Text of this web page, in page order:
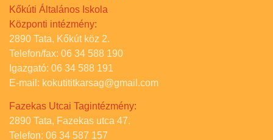
Kőkúti Általános Iskola
Központi intézmény:
2890 Tata, Kőkút köz 2.
Telefon/fax: 06 34 588 190
Igazgató: 06 34 588 191
E-mail: kokutititkarsag@gmail.com
Fazekas Utcai Tagintézmény:
2890 Tata, Fazekas utca 47.
Telefon: 06 34 587 157